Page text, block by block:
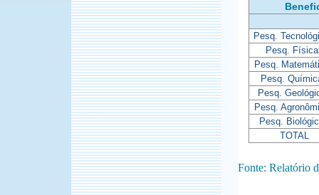
Pesq.
Pesq.
Pesq.
Pesq.
Pesq.
Pesq.
Pesq.
TOTAL
Fonte: Relatório